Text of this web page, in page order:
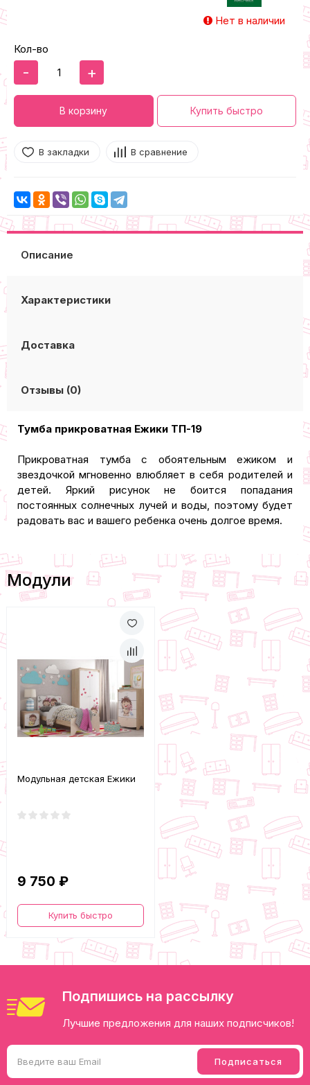
Нет в наличии
Кол-во
- +
В корзину Купить быстро
В закладки В сравнение
Описание
Характеристики
Доставка
Отзывы (0)
Тумба прикроватная Ежики ТП-19
Прикроватная тумба с обоятельным ежиком и
звездочкой мгновенно влюбляет в себя родителей и
детей. Яркий рисунок не боится попадания
постоянных солнечных лучей и воды, поэтому будет
радовать вас и вашего ребенка очень долгое время.
Модули
Модульная детская Ежики
9 750 ₽
Купить быстро
Подпишись на рассылку
Лучшие предложения для наших подписчиков!